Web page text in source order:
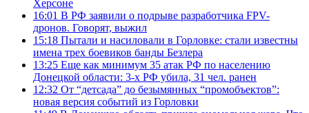
Херсоне
16:01 В РФ заявили о подрыве разработчика FPV-
дронов. Говорят, выжил
15:18 Пытали и насиловали в Горловке: стали известны
имена трех боевиков банды Безлера
13:25 Еще как минимум 35 атак РФ по населению
Донецкой области: 3-х РФ убила, 31 чел. ранен
12:32 От “детсада” до безымянных “промобъектов”:
новая версия событий из Горловки